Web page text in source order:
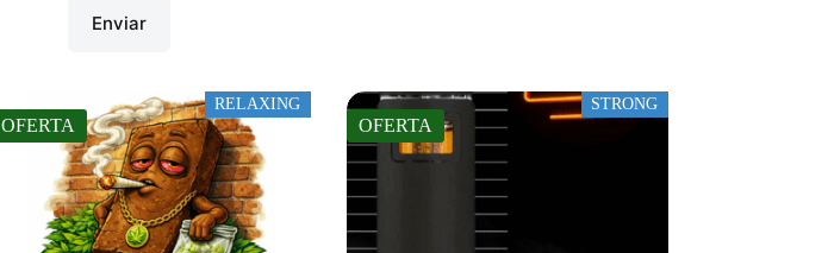
Enviar
RELAXING
OFERTA
STRONG
OFERTA